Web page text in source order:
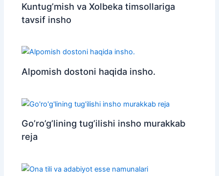
Kuntug’mish va Xolbeka timsollariga
tavsif insho
Alpomish dostoni haqida insho.
Go’ro’g’lining tug’ilishi insho murakkab
reja